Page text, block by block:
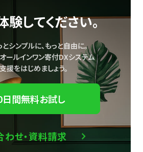
験してください。
シンプルに、もっと自由に。
ールインワン寄付DXシステム
援をはじめましょう。
日間無料お試し
わせ・資料請求